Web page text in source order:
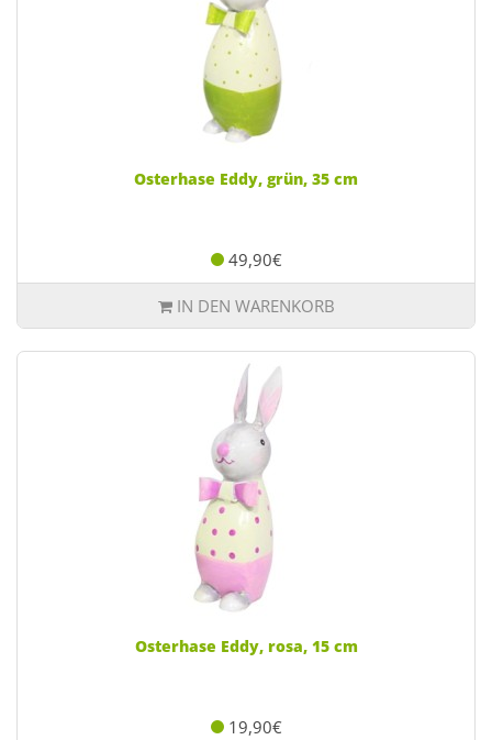
Osterhase Eddy, grün, 35 cm
49,90€
IN DEN WARENKORB
Osterhase Eddy, rosa, 15 cm
19,90€